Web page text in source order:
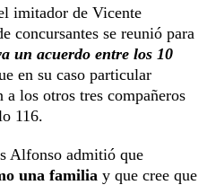
imitador de Vicente
concursantes se reunió para
un acuerdo entre los 10
en su caso particular
a los otros tres compañeros
116.
Alfonso admitió que
una familia y que cree que